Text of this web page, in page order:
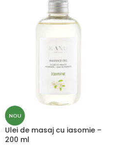
NOU
Ulei de masaj cu iasomie –
200 ml